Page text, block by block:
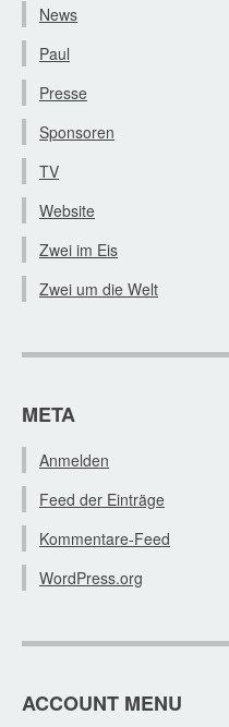
News
Paul
Presse
Sponsoren
TV
Website
Zwei im Eis
Zwei um die Welt
META
Anmelden
Feed der Einträge
Kommentare-Feed
WordPress.org
ACCOUNT MENU